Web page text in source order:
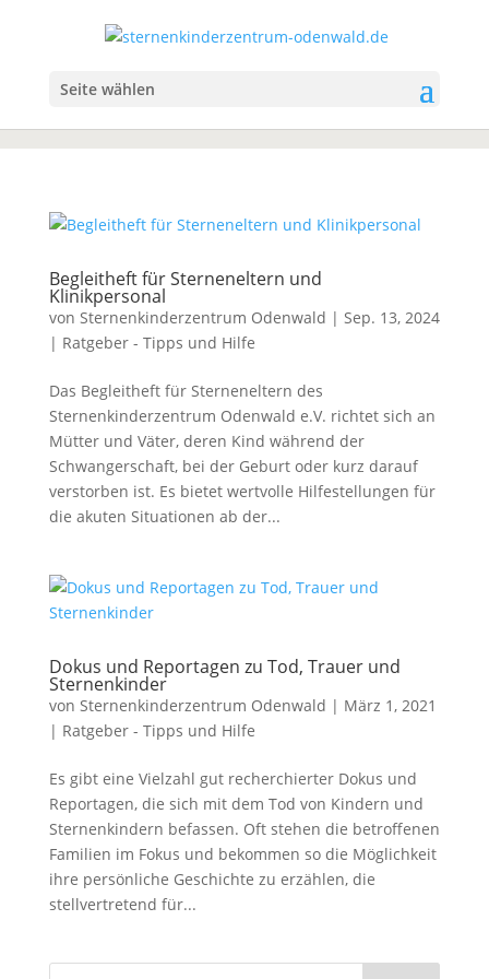
Seite wählen
Begleitheft für Sterneneltern und
Klinikpersonal
von Sternenkinderzentrum Odenwald | Sep. 13, 2024
| Ratgeber - Tipps und Hilfe
Das Begleitheft für Sterneneltern des
Sternenkinderzentrum Odenwald e.V. richtet sich an
Mütter und Väter, deren Kind während der
Schwangerschaft, bei der Geburt oder kurz darauf
verstorben ist. Es bietet wertvolle Hilfestellungen für
die akuten Situationen ab der...
Dokus und Reportagen zu Tod, Trauer und
Sternenkinder
von Sternenkinderzentrum Odenwald | März 1, 2021
| Ratgeber - Tipps und Hilfe
Es gibt eine Vielzahl gut recherchierter Dokus und
Reportagen, die sich mit dem Tod von Kindern und
Sternenkindern befassen. Oft stehen die betroffenen
Familien im Fokus und bekommen so die Möglichkeit
ihre persönliche Geschichte zu erzählen, die
stellvertretend für...